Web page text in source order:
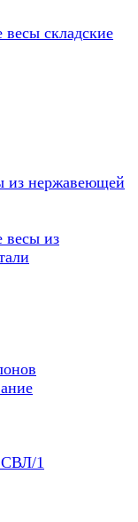
складские
из нержавеющей
весы из
СВЛ/1